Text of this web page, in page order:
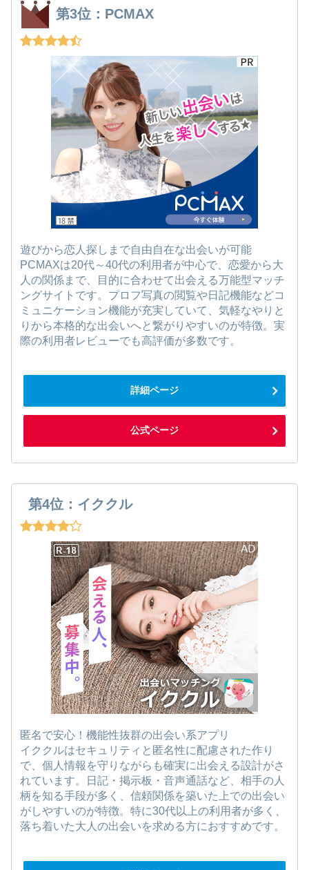
第3位：PCMAX
遊びから恋人探しまで自由自在な出会いが可能
PCMAXは20代～40代の利用者が中心で、恋愛から大
人の関係まで、目的に合わせて出会える万能型マッチ
ングサイトです。プロフ写真の閲覧や日記機能などコ
ミュニケーション機能が充実していて、気軽なやりと
りから本格的な出会いへと繋がりやすいのが特徴。実
際の利用者レビューでも高評価が多数です。
詳細ページ
公式ページ
第4位：イククル
匿名で安心！機能性抜群の出会い系アプリ
イククルはセキュリティと匿名性に配慮された作り
で、個人情報を守りながらも確実に出会える設計がさ
れています。日記・掲示板・音声通話など、相手の人
柄を知る手段が多く、信頼関係を築いた上での出会い
がしやすいのが特徴。特に30代以上の利用者が多く、
落ち着いた大人の出会いを求める方におすすめです。